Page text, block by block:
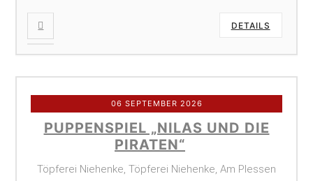
DETAILS
06 SEPTEMBER 2026
PUPPENSPIEL „NILAS UND DIE
PIRATEN“
Töpferei Niehenke, Töpferei Niehenke, Am Plessen